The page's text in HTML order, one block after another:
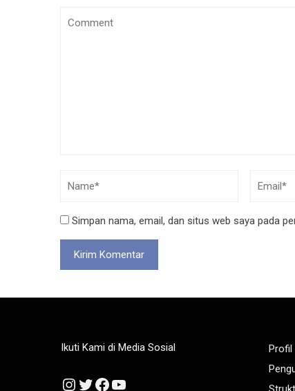
Simpan nama, email, dan situs web saya pada
Ikuti Kami di Media Sosial
Instagram
Twitter
Facebook
YouTube
Profil